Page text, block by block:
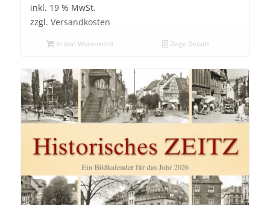
inkl. 19 % MwSt.
zzgl. Versandkosten
In den Warenkorb Zeige Details